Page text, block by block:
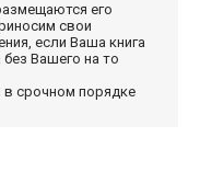
его
свои
если Ваша книга
Вашего на то
в срочном порядке